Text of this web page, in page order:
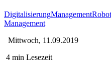
DigitalisierungManagement
Management
Mittwoch, 11.09.2019
4 min Lesezeit